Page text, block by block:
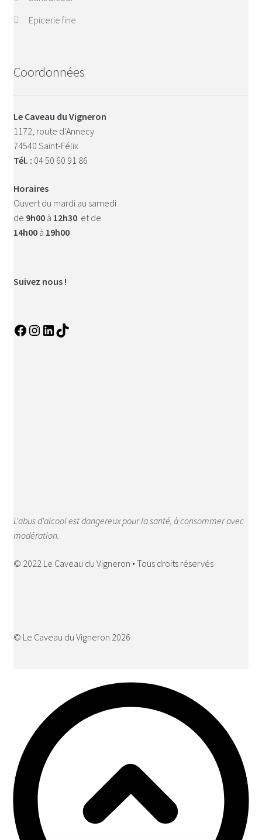
Epicerie fine
Coordonnées
Le Caveau du Vigneron
1172, route d’Annecy
74540 Saint-Félix
Tél. : 04 50 60 91 86
Horaires
Ouvert du mardi au samedi
de 9h00à 12h30 et de
14h00à 19h00
Suivez nous !
L'abus d'alcool est dangereux pour la santé, à consommer avec
modération.
© 2022 Le Caveau du Vigneron • Tous droits réservés
© Le Caveau du Vigneron 2026